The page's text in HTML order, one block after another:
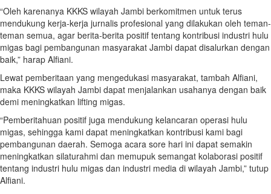
“Oleh karenanya KKKS wilayah Jambi berkomitmen untuk terus
mendukung kerja-kerja jurnalis profesional yang dilakukan oleh teman-
teman semua, agar berita-berita positif tentang kontribusi industri hulu
migas bagi pembangunan masyarakat Jambi dapat disalurkan dengan
baik,” harap Alfiani.
Lewat pemberitaan yang mengedukasi masyarakat, tambah Alfiani,
maka KKKS wilayah Jambi dapat menjalankan usahanya dengan baik
demi meningkatkan lifting migas.
“Pemberitahuan positif juga mendukung kelancaran operasi hulu
migas, sehingga kami dapat meningkatkan kontribusi kami bagi
pembangunan daerah. Semoga acara sore hari ini dapat semakin
meningkatkan silaturahmi dan memupuk semangat kolaborasi positif
tentang industri hulu migas dan industri media di wilayah Jambi,” tutup
Alfiani.